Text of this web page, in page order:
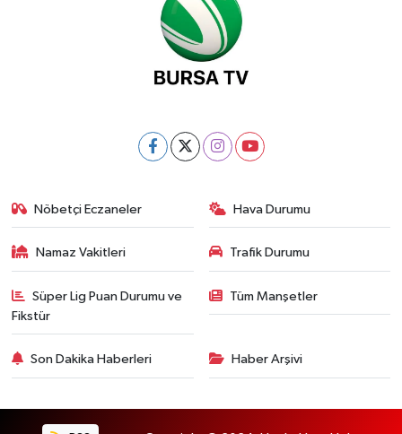
Nöbetçi Eczaneler Hava Durumu
Namaz Vakitleri Trafik Durumu
Süper Lig Puan Durumu ve
Fikstür
Tüm Manşetler
Son Dakika Haberleri Haber Arşivi